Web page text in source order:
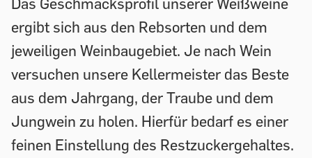
ergibt sich aus den Rebsorten und dem
jeweiligen Weinbaugebiet. Je nach Wein
versuchen unsere Kellermeister das Beste
aus dem Jahrgang, der Traube und dem
Jungwein zu holen. Hierfür bedarf es einer
feinen Einstellung des Restzuckergehaltes.